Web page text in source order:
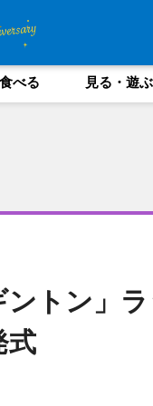
食べる 見る・遊ぶ
ントン」
式